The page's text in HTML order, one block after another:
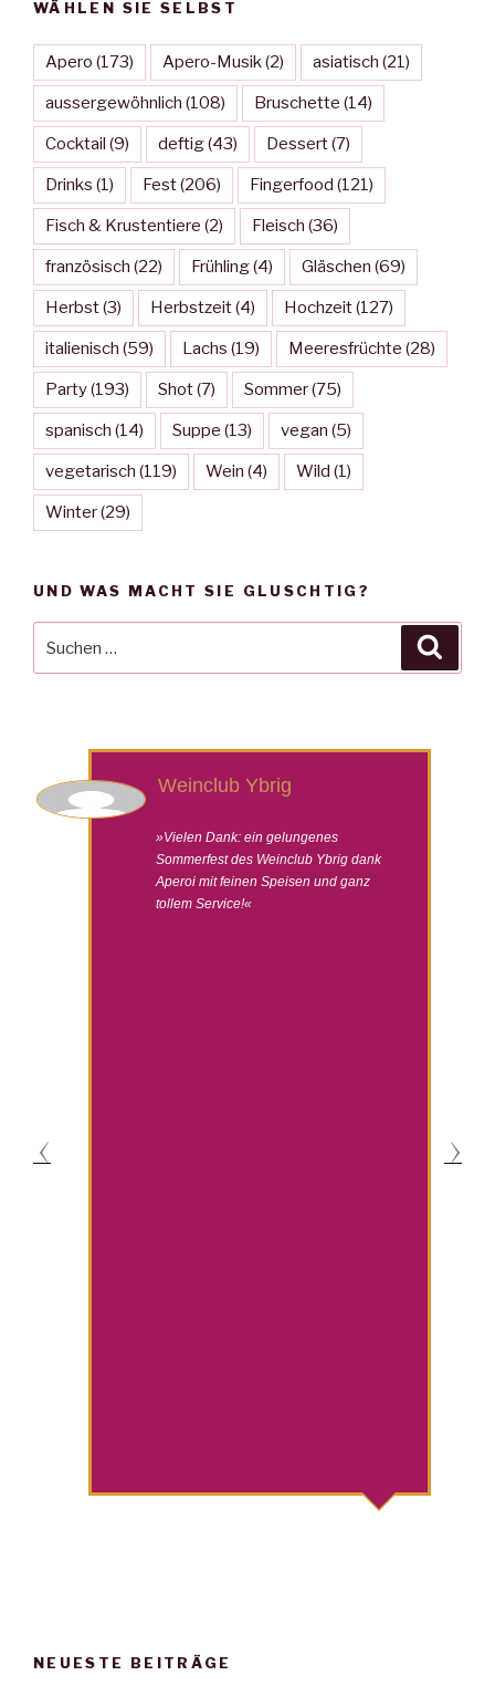
WÄHLEN SIE SELBST
Apero (173) Apero-Musik (2) asiatisch (21)
aussergewöhnlich (108) Bruschette (14)
Cocktail (9) deftig(43) Dessert(7)
Drinks (1) Fest(206) Fingerfood (121)
Fisch & Krustentiere (2) Fleisch (36)
französisch (22) Frühling(4) Gläschen (69)
Herbst(3) Herbstzeit(4) Hochzeit(127)
italienisch (59) Lachs (19) Meeresfrüchte (28)
Party(193) Shot(7) Sommer(75)
spanisch (14) Suppe (13) vegan (5)
vegetarisch (119) Wein (4) Wild (1)
Winter(29)
UND WAS MACHT SIE GLUSCHTIG?
nach:
Weinclub Ybrig
»Vielen Dank: ein gelungenes
Sommerfest des Weinclub Ybrig dank
Aperoi mit feinen Speisen und ganz
tollem Service!«
NEUESTE BEITRÄGE